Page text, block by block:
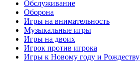
Обслуживание
Оборона
Игры на внимательность
Музыкальные игры
Игры на двоих
Игрок против игрока
Игры к Новому году и Рождеству